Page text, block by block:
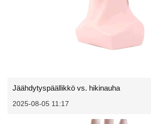
Jäähdytyspäällikkö vs. hikinauha
2025-08-05 11:17